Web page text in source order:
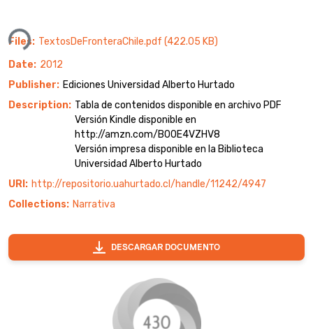
Files TextosDeFronteraChile.pdf (422.05 KB)
Date
2012
Publisher
Ediciones Universidad Alberto Hurtado
Description Tabla de contenidos disponible en archivo PDF
Versión Kindle disponible en
http://amzn.com/B00E4VZHV8
Versión impresa disponible en la Biblioteca
Universidad Alberto Hurtado
URI
http://repositorio.uahurtado.cl/handle/11242/4947
Collections
Narrativa
DESCARGAR DOCUMENTO